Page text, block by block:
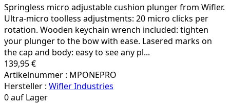
Springless micro adjustable cushion plunger from Wifler.
Ultra-micro toolless adjustments: 20 micro clicks per
rotation. Wooden keychain wrench included: tighten
your plunger to the bow with ease. Lasered marks on
the cap and body: easy to see any pl...
139,95 €
Artikelnummer : MPONEPRO
Hersteller : Wifler Industries
0 auf Lager